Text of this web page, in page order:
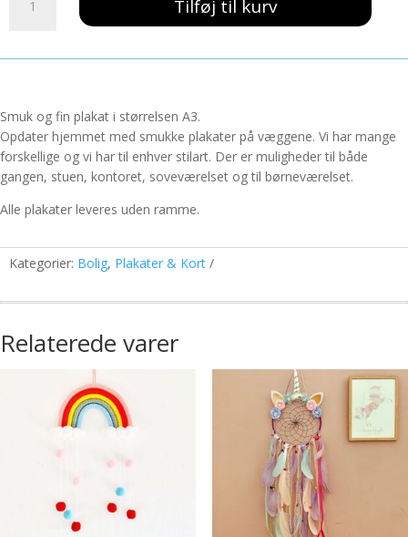
YAYOI
Tilføj til kurv
Smuk og fin plakat i størrelsen A3.
Opdater hjemmet med smukke plakater på væggene. Vi har mange
forskellige og vi har til enhver stilart. Der er muligheder til både
gangen, stuen, kontoret, soveværelset og til børneværelset.
Alle plakater leveres uden ramme.
Kategorier: Bolig, Plakater & Kort
Relaterede varer